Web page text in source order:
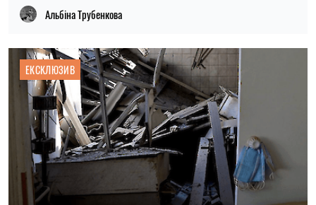
Альбіна Трубенкова
ЕКСКЛЮЗИВ